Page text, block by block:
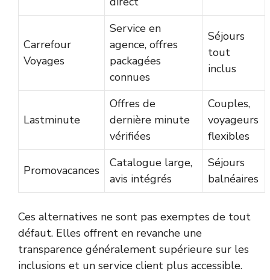
Carrefour
Voyages
Service en
agence, offres
packagées
connues
Séjours
tout
inclus
Lastminute
Offres de
dernière minute
vérifiées
Couples,
voyageurs
flexibles
Promovacances
Catalogue large,
avis intégrés
Séjours
balnéaires
Ces alternatives ne sont pas exemptes de tout
défaut. Elles offrent en revanche une
transparence généralement supérieure sur les
inclusions et un service client plus accessible.